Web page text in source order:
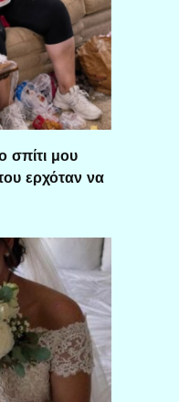
σπίτι μου
ερχόταν να